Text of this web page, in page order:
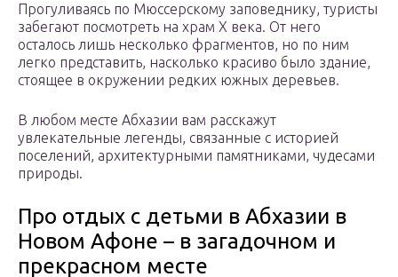
Прогуливаясь по Мюссерскому заповеднику, туристы
забегают посмотреть на храм Х века. От него
осталось лишь несколько фрагментов, но по ним
легко представить, насколько красиво было здание,
стоящее в окружении редких южных деревьев.
В любом месте Абхазии вам расскажут
увлекательные легенды, связанные с историей
поселений, архитектурными памятниками, чудесами
природы.
Про отдых с детьми в Абхазии в
Новом Афоне – в загадочном и
прекрасном месте